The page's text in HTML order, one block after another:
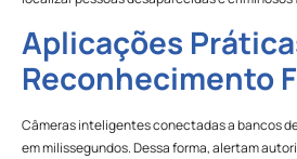
Aplicações
Reconhecimento
Câmeras inteligentes conectadas a bancos
em milissegundos. Dessa forma, alertam